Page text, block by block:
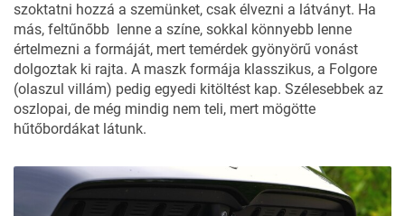
szoktatni hozzá a szemünket, csak élvezni a látványt. Ha
más, feltűnőbb lenne a színe, sokkal könnyebb lenne
értelmezni a formáját, mert temérdek gyönyörű vonást
dolgoztak ki rajta. A maszk formája klasszikus, a Folgore
(olaszul villám) pedig egyedi kitöltést kap. Szélesebbek az
oszlopai, de még mindig nem teli, mert mögötte
hűtőbordákat látunk.